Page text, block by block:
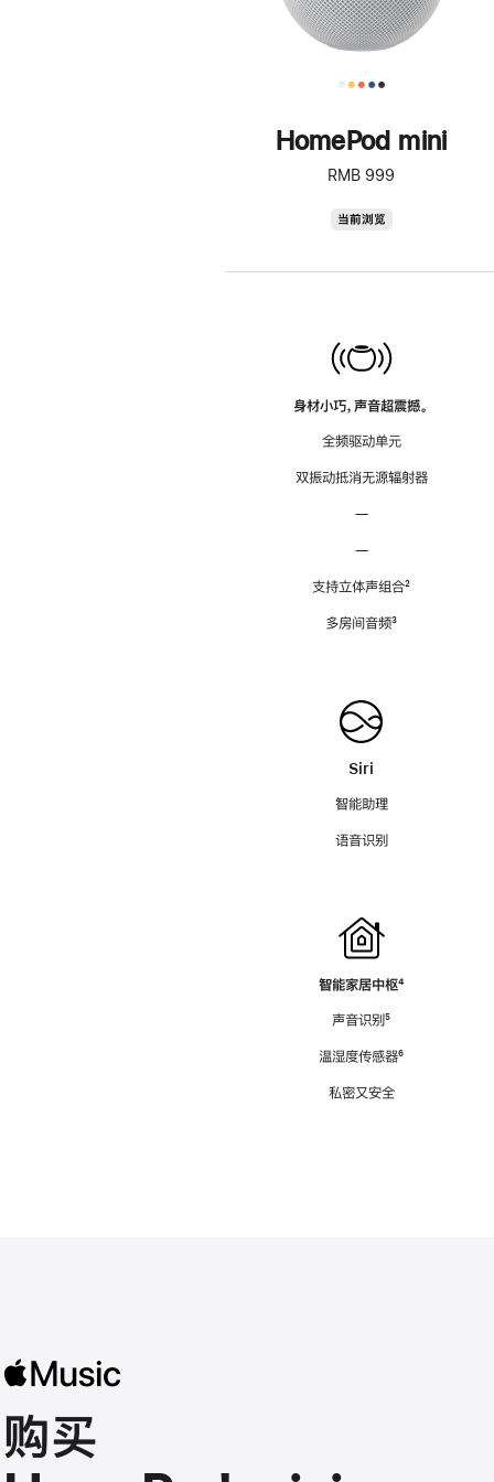
HomePod mini
RMB 999
当前浏览
身材小巧，声音超震撼。
全频驱动单元
双振动抵消无源辐射器
—
—
支持立体声组合脚
²
多房间音频脚
³
Siri
智能助理
语音识别
智能家居中枢脚
⁴
声音识别脚
⁵
温湿度传感器脚
⁶
私密又安全
购买